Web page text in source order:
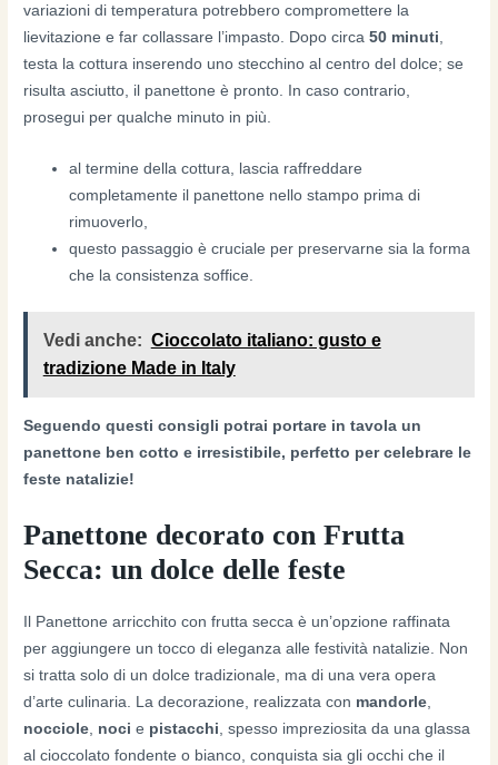
variazioni di temperatura potrebbero compromettere la
lievitazione e far collassare l’impasto. Dopo circa50 minuti
testa la cottura inserendo uno stecchino al centro del dolce; se
risulta asciutto, il panettone è pronto. In caso contrario,
prosegui per qualche minuto in più.
al termine della cottura, lascia raffreddare
completamente il panettone nello stampo prima di
rimuoverlo,
questo passaggio è cruciale per preservarne sia la forma
che la consistenza soffice.
Vedi anche: Cioccolato italiano: gusto e
tradizione Made in Italy
Seguendo questi consigli potrai portare in tavola un
panettone ben cotto e irresistibile, perfetto per celebrare le
feste natalizie!
Panettone decorato con Frutta
Secca: un dolce delle feste
Il Panettone arricchito con frutta secca è un’opzione raffinata
per aggiungere un tocco di eleganza alle festività natalizie. Non
si tratta solo di un dolce tradizionale, ma di una vera opera
d’arte culinaria. La decorazione, realizzata con mandorle
nocciole noci e pistacchi , spesso impreziosita da una glassa
al cioccolato fondente o bianco, conquista sia gli occhi che il